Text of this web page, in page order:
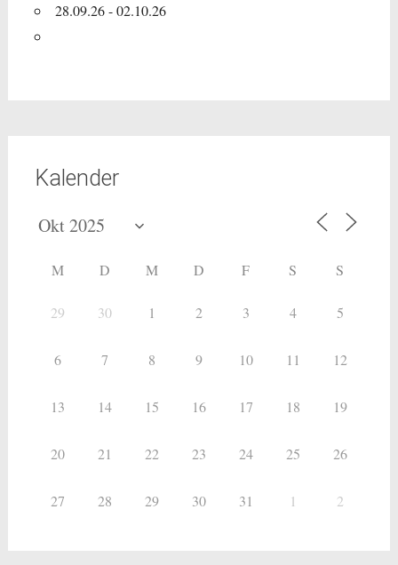
28.09.26 - 02.10.26
Kalender
M D M D F S S
29 30 1 2 3 4 5
6 7 8 9 10 11 12
13 14 15 16 17 18 19
20 21 22 23 24 25 26
27 28 29 30 31 1 2